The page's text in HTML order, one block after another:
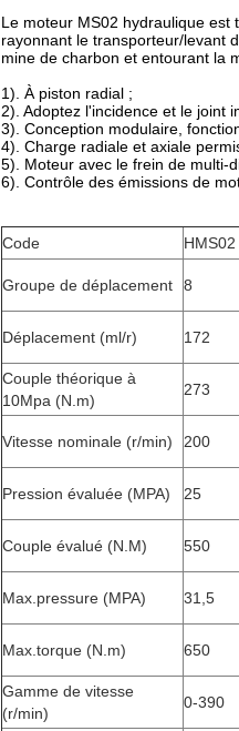
Le moteur MS02 hydraulique est
rayonnant le transporteur/levant
mine de charbon et entourant la
1). À piston radial ;
2). Adoptez l'incidence et le joint
3). Conception modulaire,
4). Charge radiale et axiale
5). Moteur avec le frein de multi-
6). Contrôle des émissions de
Code HMS02
Groupe de déplacement 8
Déplacement (ml/r) 172
Couple théorique à
10Mpa (N.m)
273
Vitesse nominale (r/min) 200
Pression évaluée (MPA) 25
Couple évalué (N.M) 550
Max.pressure (MPA) 31,5
Max.torque (N.m) 650
Gamme de vitesse
(r/min)
0-390